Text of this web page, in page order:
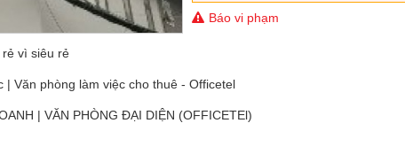
Báo vi phạm
vì siêu rẻ
Văn phòng làm việc cho thuê - Officetel
| VĂN PHÒNG ĐẠI DIỆN (OFFICETEl)